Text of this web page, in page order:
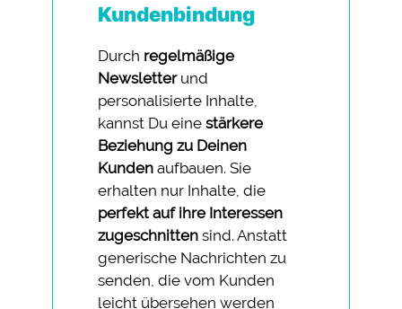
Kundenbindung
Durch regelmäßige
Newsletterund
personalisierte Inhalte,
kannst Du eine stärkere
Beziehung zu Deinen
Kunden aufbauen. Sie
erhalten nur Inhalte, die
perfekt auf ihre Interessen
zugeschnitten sind. Anstatt
generische Nachrichten zu
senden, die vom Kunden
leicht übersehen werden